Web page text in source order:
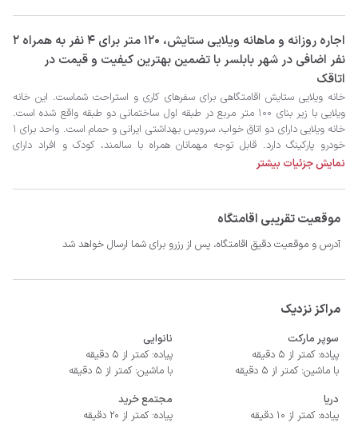
‫‫اجاره روزانه و ماهانه ویلایی ستایش، 120 متر برای 4 نفر به همراه 2
نفر اضافی در شهر بابلسر با تضمین بهترین کیفیت و قیمت در
اتاقک
نمایش جزئیات بیشتر
موقعیت تقریبی اقامتگاه
آدرس و موقعیت دقیق اقامتگاه، پس از رزرو برای شما ارسال خواهد شد
مراکز نزدیک
سوپر مارکت
پیاده: کمتر از 5 دقیقه
با ماشین: کمتر از 5 دقیقه
نانوایی
پیاده: کمتر از 5 دقیقه
با ماشین: کمتر از 5 دقیقه
دریا
پیاده: کمتر از 10 دقیقه
مجتمع خرید
پیاده: کمتر از 20 دقیقه